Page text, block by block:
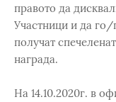
правото да
Участници и да
получат
награда.
На 14.10.2020г. в